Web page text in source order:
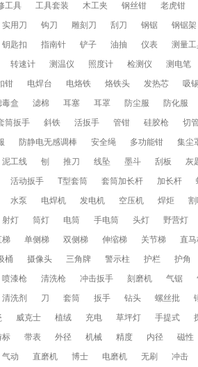
工具 工具套装 木工夹 钢丝钳
老虎钳
实用刀 钩刀 雕刻刀 刮刀 钢锯
钢锯架
钥匙扣 指南针 铲子 油抽 仪表
测量
转速计 测温仪 照度计 检测仪
测电笔
钳 电焊台 电烙铁 烙铁头 发热芯
吸
毒盒 滤棉 耳塞 耳罩 防尘服
防化服
筒扳手 斜铁 活扳手 管钳 硅胶枪
切
防静电无感调棒 安全绳 多功能钳
集尘
泥工线 刨 推刀 线坠 墨斗 刮板
灰
活动扳手 T型套筒 套筒加长杆 加长杆
水泵 电焊机 发电机 空压机 焊炬
射灯 筒灯 电筒 手电筒 头灯
野营灯
梯 单侧梯 双侧梯 伸缩梯 关节梯
直
桶 摄像头 三角牌 警示柱 护栏
护角
喷漆枪 清洗枪 冲击扳手 刻磨机 气锯
清洗剂 刀 套筒 扳手 钻头 螺丝批
威克士 植绒 充电 草坪灯 手提式
标 带表 外径 机械 精度 内径
磁性
气动 直磨机 博士 电磨机 无刷
冲击